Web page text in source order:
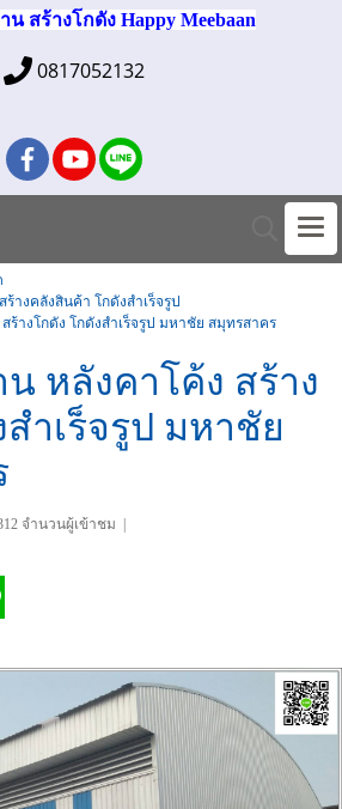
น สร้างโกดัง Happy Meebaan
0817052132
ร้างคลังสินค้า โกดังสำเร็จรูป
ร้างโกดัง โกดังสำเร็จรูป มหาชัย สมุทรสาคร
น หลังคาโค้ง สร้าง
ำเร็จรูป มหาชัย
จำนวนผู้เข้าชม